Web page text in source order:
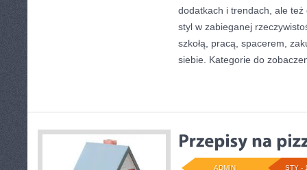
dodatkach i trendach, ale też
styl w zabieganej
szkołą, pracą, spacerem,
siebie. Kategorie do
STY -
ADMIN